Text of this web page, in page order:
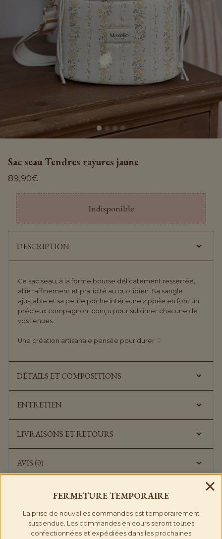
Sac seau Tendres rayures jaune
89,90€
Indisponible
DESCRIPTION
Ce sac seau, à la forme bourse délicatement resserrée,
allie raffinement et praticité au quotidien. Sa sangle
ajustable et sa petite poche intérieure zippée en font un
précieux compagnon, conçu pour sublimer chacune de
vos tenues.
Une création artisanale pensée pour durer ♡
DÉTAILS ET COMPOSITIONS
ENTRETIEN
LIVRAISONS ET RETOURS
AVIS (0)
FERMETURETEMPORAIRE
La prise de nouvelles commandes est temporairement
suspendue. Les commandes en cours seront toutes
confectionnées et expédiées dans les prochaines